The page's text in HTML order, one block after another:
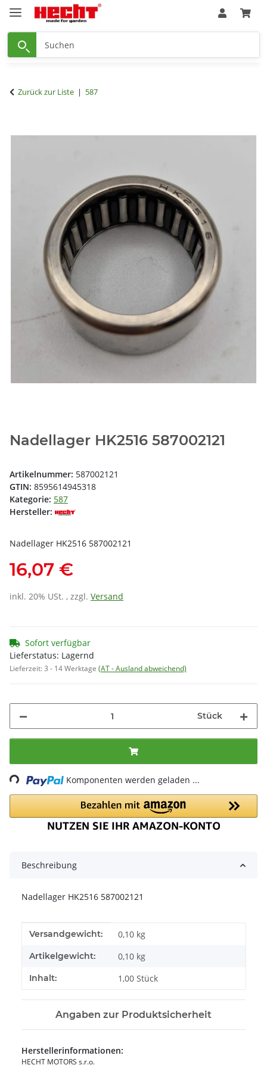
Zurück zur Liste 587
Nadellager HK2516 587002121
Artikelnummer: 587002121
GTIN: 8595614945318
Kategorie: 587
Hersteller:
Nadellager HK2516 587002121
16,07 €
inkl. 20% USt. , zzgl. Versand
Sofort verfügbar
Lieferstatus: Lagernd
Lieferzeit:3 - 14 Werktage (AT - Ausland abweichend)
Stück
Loading... Komponenten werden geladen ...
Beschreibung
Nadellager HK2516 587002121
Produkteigenschaft
Wert
Versandgewicht: 0,10 kg
Artikelgewicht: 0,10 kg
Inhalt: 1,00 Stück
Angaben zur Produktsicherheit
Herstellerinformationen:
HECHT MOTORS s.r.o.